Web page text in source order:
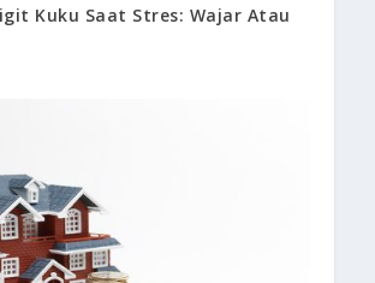
Kuku Saat Stres: Wajar Atau